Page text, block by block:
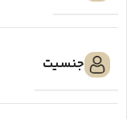
جنسیت